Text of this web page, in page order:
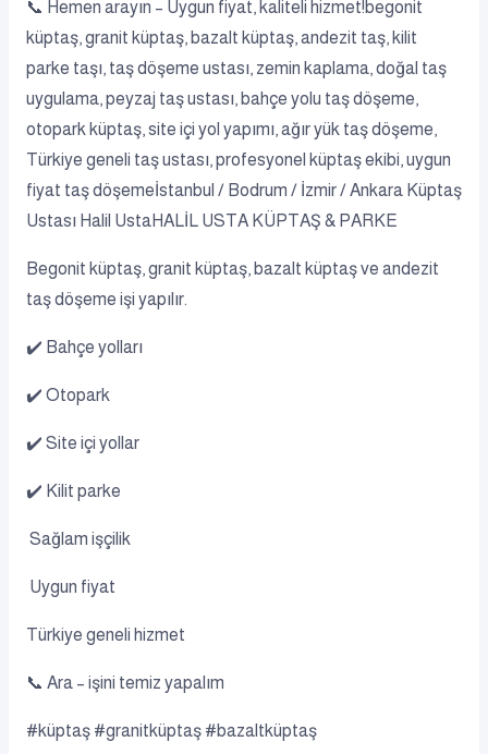
📞 Hemen arayın – Uygun fiyat, kaliteli hizmet!begonit
küptaş, granit küptaş, bazalt küptaş, andezit taş, kilit
parke taşı, taş döşeme ustası, zemin kaplama, doğal taş
uygulama, peyzaj taş ustası, bahçe yolu taş döşeme,
otopark küptaş, site içi yol yapımı, ağır yük taş döşeme,
Türkiye geneli taş ustası, profesyonel küptaş ekibi, uygun
fiyat taş döşemeİstanbul / Bodrum / İzmir / Ankara Küptaş
Ustası Halil UstaHALİL USTA KÜPTAŞ & PARKE
Begonit küptaş, granit küptaş, bazalt küptaş ve andezit
taş döşeme işi yapılır.
✔️ Bahçe yolları
✔️ Otopark
✔️ Site içi yollar
✔️ Kilit parke
Sağlam işçilik
Uygun fiyat
Türkiye geneli hizmet
📞 Ara – işini temiz yapalım
#küptaş #granitküptaş #bazaltküptaş